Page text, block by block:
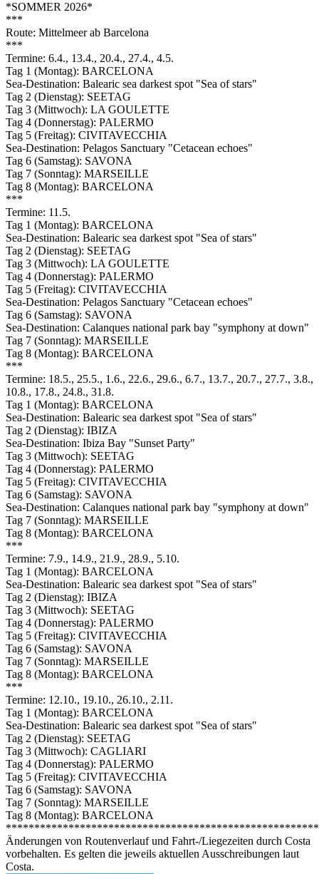
*SOMMER 2026*
***
Route: Mittelmeer ab Barcelona
***
Termine: 6.4., 13.4., 20.4., 27.4., 4.5.
Tag 1 (Montag): BARCELONA
Sea-Destination: Balearic sea darkest spot "Sea of stars"
Tag 2 (Dienstag): SEETAG
Tag 3 (Mittwoch): LA GOULETTE
Tag 4 (Donnerstag): PALERMO
Tag 5 (Freitag): CIVITAVECCHIA
Sea-Destination: Pelagos Sanctuary "Cetacean echoes"
Tag 6 (Samstag): SAVONA
Tag 7 (Sonntag): MARSEILLE
Tag 8 (Montag): BARCELONA
***
Termine: 11.5.
Tag 1 (Montag): BARCELONA
Sea-Destination: Balearic sea darkest spot "Sea of stars"
Tag 2 (Dienstag): SEETAG
Tag 3 (Mittwoch): LA GOULETTE
Tag 4 (Donnerstag): PALERMO
Tag 5 (Freitag): CIVITAVECCHIA
Sea-Destination: Pelagos Sanctuary "Cetacean echoes"
Tag 6 (Samstag): SAVONA
Sea-Destination: Calanques national park bay "symphony at down"
Tag 7 (Sonntag): MARSEILLE
Tag 8 (Montag): BARCELONA
***
Termine: 18.5., 25.5., 1.6., 22.6., 29.6., 6.7., 13.7., 20.7., 27.7., 3.8.,
10.8., 17.8., 24.8., 31.8.
Tag 1 (Montag): BARCELONA
Sea-Destination: Balearic sea darkest spot "Sea of stars"
Tag 2 (Dienstag): IBIZA
Sea-Destination: Ibiza Bay "Sunset Party"
Tag 3 (Mittwoch): SEETAG
Tag 4 (Donnerstag): PALERMO
Tag 5 (Freitag): CIVITAVECCHIA
Tag 6 (Samstag): SAVONA
Sea-Destination: Calanques national park bay "symphony at down"
Tag 7 (Sonntag): MARSEILLE
Tag 8 (Montag): BARCELONA
***
Termine: 7.9., 14.9., 21.9., 28.9., 5.10.
Tag 1 (Montag): BARCELONA
Sea-Destination: Balearic sea darkest spot "Sea of stars"
Tag 2 (Dienstag): IBIZA
Tag 3 (Mittwoch): SEETAG
Tag 4 (Donnerstag): PALERMO
Tag 5 (Freitag): CIVITAVECCHIA
Tag 6 (Samstag): SAVONA
Tag 7 (Sonntag): MARSEILLE
Tag 8 (Montag): BARCELONA
***
Termine: 12.10., 19.10., 26.10., 2.11.
Tag 1 (Montag): BARCELONA
Sea-Destination: Balearic sea darkest spot "Sea of stars"
Tag 2 (Dienstag): SEETAG
Tag 3 (Mittwoch): CAGLIARI
Tag 4 (Donnerstag): PALERMO
Tag 5 (Freitag): CIVITAVECCHIA
Tag 6 (Samstag): SAVONA
Tag 7 (Sonntag): MARSEILLE
Tag 8 (Montag): BARCELONA
Änderungen von Routenverlauf und Fahrt-/Liegezeiten durch Costa
vorbehalten. Es gelten die jeweils aktuellen Ausschreibungen laut
Costa.